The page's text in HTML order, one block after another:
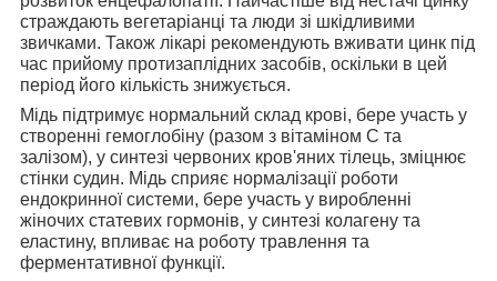
страждають вегетаріанці та люди зі шкідливими
звичками. Також лікарі рекомендують вживати цинк під
час прийому протизаплідних засобів, оскільки в цей
період його кількість знижується.
Мідь підтримує нормальний склад крові, бере участь у
створенні гемоглобіну (разом з вітаміном С та
залізом), у синтезі червоних кров'яних тілець, зміцнює
стінки судин. Мідь сприяє нормалізації роботи
ендокринної системи, бере участь у виробленні
жіночих статевих гормонів, у синтезі колагену та
еластину, впливає на роботу травлення та
ферментативної функції.